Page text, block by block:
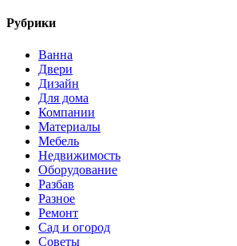
Рубрики
Ванна
Двери
Дизайн
Для дома
Компании
Материалы
Мебель
Недвижимость
Оборудование
Разбав
Разное
Ремонт
Сад и огород
Советы